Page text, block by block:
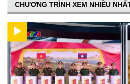
CHƯƠNG TRÌNH XEM NHIỀU